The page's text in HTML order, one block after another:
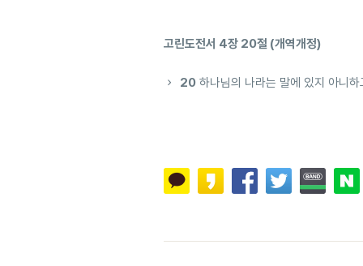
고린도전서 4장 20절 (개역개정)
20하나님의 나라는 말에 있지 아니